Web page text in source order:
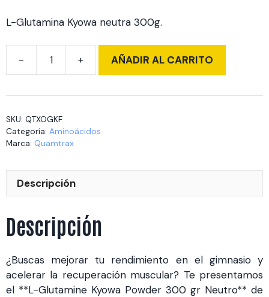
L-Glutamina Kyowa neutra 300g.
kyowa
cantidad
AÑADIR AL CARRITO
SKU: QTXOGKF
Categoría: Aminoácidos
Marca: Quamtrax
Descripción
Descripción
¿Buscas mejorar tu rendimiento en el gimnasio y
acelerar la recuperación muscular? Te presentamos
el **L-Glutamine Kyowa Powder 300 gr Neutro** de